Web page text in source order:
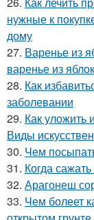
нужные к
дому
27. Варенье из
варенье из
28. Как
заболевании
29. Как уложить
Виды
30. Чем
31. Когда
32. Арагонеш
33. Чем болеет